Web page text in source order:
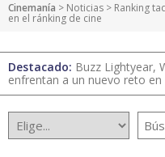
Cinemanía > Noticias > Ranking
en el ránking de cine
Destacado: Buzz Lightyear,
enfrentan a un nuevo reto